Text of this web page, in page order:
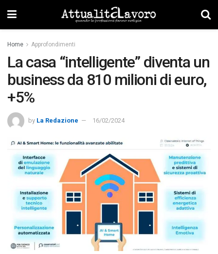
Home Approfondimenti
La casa “intelligente” diventa un
business da 810 milioni di euro,
+5%
by La Redazione 16/02/2024